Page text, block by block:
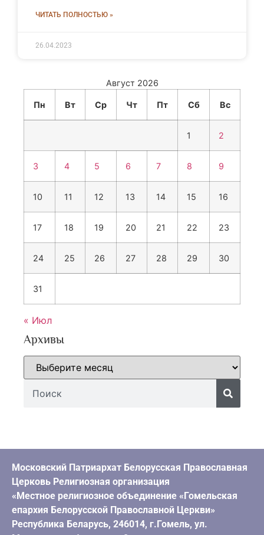
ЧИТАТЬ ПОЛНОСТЬЮ »
26.04.2023
Август 2026
Пн Вт Ср Чт Пт Сб Вс
1 2
3 4 5 6 7 8 9
10 11 12 13 14 15 16
17 18 19 20 21 22 23
24 25 26 27 28 29 30
31
« Июл
Архивы
Московский Патриархат Белорусская Православная
Церковь Религиозная организация
«Местное религиозное объединение «Гомельская
епархия Белорусской Православной Церкви»
Республика Беларусь, 246014, г.Гомель, ул.